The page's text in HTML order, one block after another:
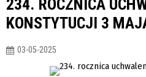
234. ROCZNICA
KONSTYTUCJI 3
03-05-2025